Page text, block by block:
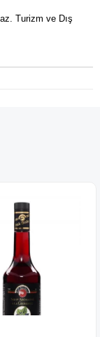
Turizm ve Dış